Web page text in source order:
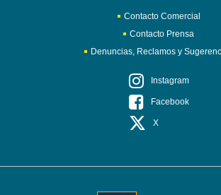
Contacto Comercial
Contacto Prensa
Denuncias, Reclamos y
Instagram
Facebook
X